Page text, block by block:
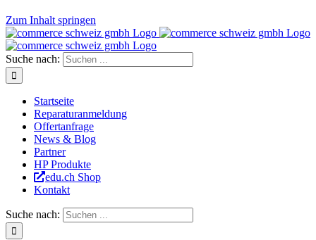
Zum Inhalt springen
Suche nach:
Startseite
Reparaturanmeldung
Offertanfrage
News & Blog
Partner
HP Produkte
edu.ch Shop
Kontakt
Suche nach: